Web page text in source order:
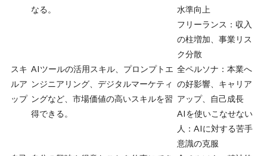
なる。
水準向上
フリーランス：収入
の柱増加、事業リス
ク分散
スキ
ルア
ップ
AIツールの活用スキル、プロンプトエ
ンジニアリング、デジタルマーケティ
ングなど、市場価値の高いスキルを習
得できる。
全ペルソナ：本業へ
の好影響、キャリア
アップ、自己成長
AIを使いこなせない
人：AIに対する苦手
意識の克服